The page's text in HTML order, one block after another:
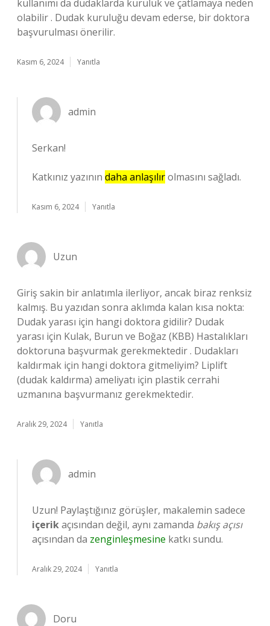
kullanımı da dudaklarda kuruluk ve çatlamaya neden
olabilir . Dudak kuruluğu devam ederse, bir doktora
başvurulması önerilir.
Kasım 6, 2024 Yanıtla
admin
Serkan!
Katkınız yazının daha anlaşılırolmasını sağladı.
Kasım 6, 2024 Yanıtla
Uzun
Giriş sakin bir anlatımla ilerliyor, ancak biraz renksiz
kalmış. Bu yazıdan sonra aklımda kalan kısa nokta:
Dudak yarası için hangi doktora gidilir? Dudak
yarası için Kulak, Burun ve Boğaz (KBB) Hastalıkları
doktoruna başvurmak gerekmektedir . Dudakları
kaldırmak için hangi doktora gitmeliyim? Liplift
(dudak kaldırma) ameliyatı için plastik cerrahi
uzmanına başvurmanız gerekmektedir.
Aralık 29, 2024 Yanıtla
admin
Uzun! Paylaştığınız görüşler, makalemin sadece
içerikaçısından değil, aynı zamanda bakış açısı
açısından da zenginleşmesine katkı sundu.
Aralık 29, 2024 Yanıtla
Doru